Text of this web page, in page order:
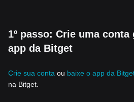
1º passo: Crie uma
app da Bitget
Crie sua conta ou baixe o app da
na Bitget.